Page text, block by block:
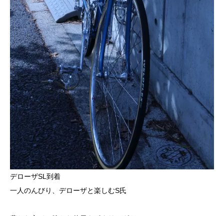
デローザSL到着
一人のんびり、デローザと楽しむS氏